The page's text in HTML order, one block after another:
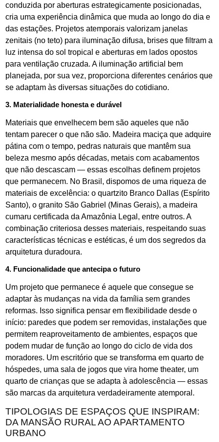
conduzida por aberturas estrategicamente posicionadas,
cria uma experiência dinâmica que muda ao longo do dia e
das estações. Projetos atemporais valorizam janelas
zenitais (no teto) para iluminação difusa, brises que filtram a
luz intensa do sol tropical e aberturas em lados opostos
para ventilação cruzada. A iluminação artificial bem
planejada, por sua vez, proporciona diferentes cenários que
se adaptam às diversas situações do cotidiano.
3. Materialidade honesta e durável
Materiais que envelhecem bem são aqueles que não
tentam parecer o que não são. Madeira maciça que adquire
pátina com o tempo, pedras naturais que mantêm sua
beleza mesmo após décadas, metais com acabamentos
que não descascam — essas escolhas definem projetos
que permanecem. No Brasil, dispomos de uma riqueza de
materiais de excelência: o quartzito Branco Dallas (Espírito
Santo), o granito São Gabriel (Minas Gerais), a madeira
cumaru certificada da Amazônia Legal, entre outros. A
combinação criteriosa desses materiais, respeitando suas
características técnicas e estéticas, é um dos segredos da
arquitetura duradoura.
4. Funcionalidade que antecipa o futuro
Um projeto que permanece é aquele que consegue se
adaptar às mudanças na vida da família sem grandes
reformas. Isso significa pensar em flexibilidade desde o
início: paredes que podem ser removidas, instalações que
permitem reaproveitamento de ambientes, espaços que
podem mudar de função ao longo do ciclo de vida dos
moradores. Um escritório que se transforma em quarto de
hóspedes, uma sala de jogos que vira home theater, um
quarto de crianças que se adapta à adolescência — essas
são marcas da arquitetura verdadeiramente atemporal.
TIPOLOGIAS DE ESPAÇOS QUE INSPIRAM:
DA MANSÃO RURAL AO APARTAMENTO
URBANO